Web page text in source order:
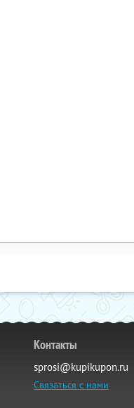
Контакты
sprosi@kupikupon.ru
Связаться с нами